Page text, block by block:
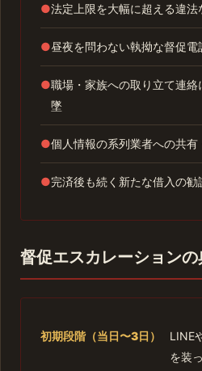
●法定上限を大幅に超える違法
●昼夜を問わない執拗な督促電
●職場・家族への取り立て連
墜
●個人情報の系列業者への共
●完済後も続く新たな借入の勧
督促エスカレーション
初期段階（当日〜3日）
LINE
を装